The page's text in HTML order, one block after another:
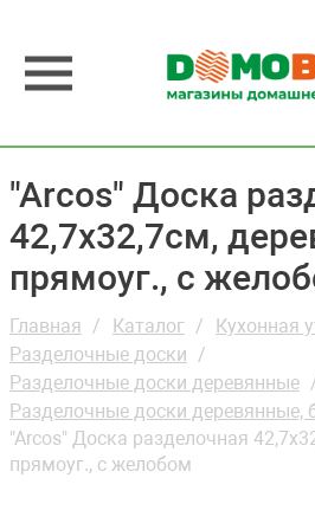
"Arcos" Доска
42,7х32,7см,
прямоуг., с
Главная Каталог Кухонная
Разделочные доски
Разделочные доски деревянные
Разделочные доски деревянные,
"Arcos" Доска разделочная
прямоуг., с желобом